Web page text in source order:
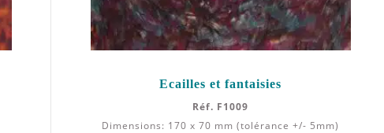
Ecailles et fantaisies
Réf. F1009
Dimensions: 170 x 70 mm (tolérance +/- 5mm)